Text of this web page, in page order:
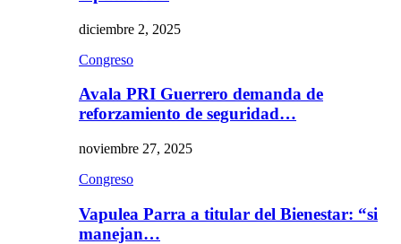
diciembre 2, 2025
Congreso
Avala PRI Guerrero demanda de
reforzamiento de seguridad…
noviembre 27, 2025
Congreso
Vapulea Parra a titular del Bienestar: “si
manejan…